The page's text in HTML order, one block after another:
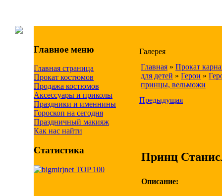
Главное меню
Главная страница
Прокат костюмов
Продажа костюмов
Аксессуары и приколы
Праздники и именнины
Гороскоп на сегодня
Праздничный макияж
Как нас найти
Статистика
Галерея
Главная » Прокат
для детей » Герои »
принцы, вельможи
Предыдущая
Принц
Описание: